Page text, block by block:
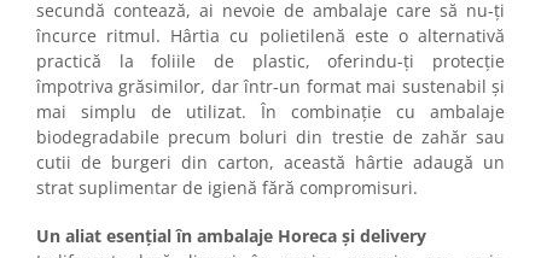
secundă contează, ai nevoie de ambalaje care să nu-ți
încurce ritmul. Hârtia cu polietilenă este o alternativă
practică la foliile de plastic, oferindu-ți protecție
împotriva grăsimilor, dar într-un format mai sustenabil și
mai simplu de utilizat. În combinație cu ambalaje
biodegradabile precum boluri din trestie de zahăr sau
cutii de burgeri din carton, această hârtie adaugă un
strat suplimentar de igienă fără compromisuri.
Un aliat esențial în ambalaje Horeca și delivery